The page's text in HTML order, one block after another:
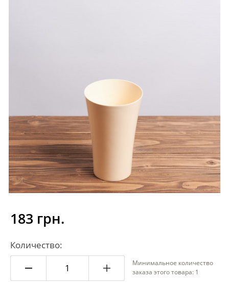
183 грн.
Количество:
Минимальное количество
заказа этого товара: 1